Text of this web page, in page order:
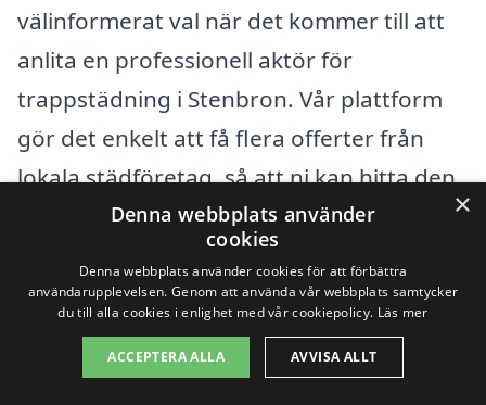
välinformerat val när det kommer till att
anlita en professionell aktör för
trappstädning i Stenbron. Vår plattform
gör det enkelt att få flera offerter från
lokala städföretag, så att ni kan hitta den
bästa lösningen för era behov och
budget. När ni väljer företag är det alltid
bra att kolla recensioner och omdömen
för att försäkra er om att ni får en pålitlig
och kvalitativ tjänst.
×
Denna webbplats använder
cookies
Denna webbplats använder cookies för att förbättra
användarupplevelsen. Genom att använda vår webbplats samtycker
du till alla cookies i enlighet med vår cookiepolicy. Läs mer
ACCEPTERA ALLA AVVISA ALLT